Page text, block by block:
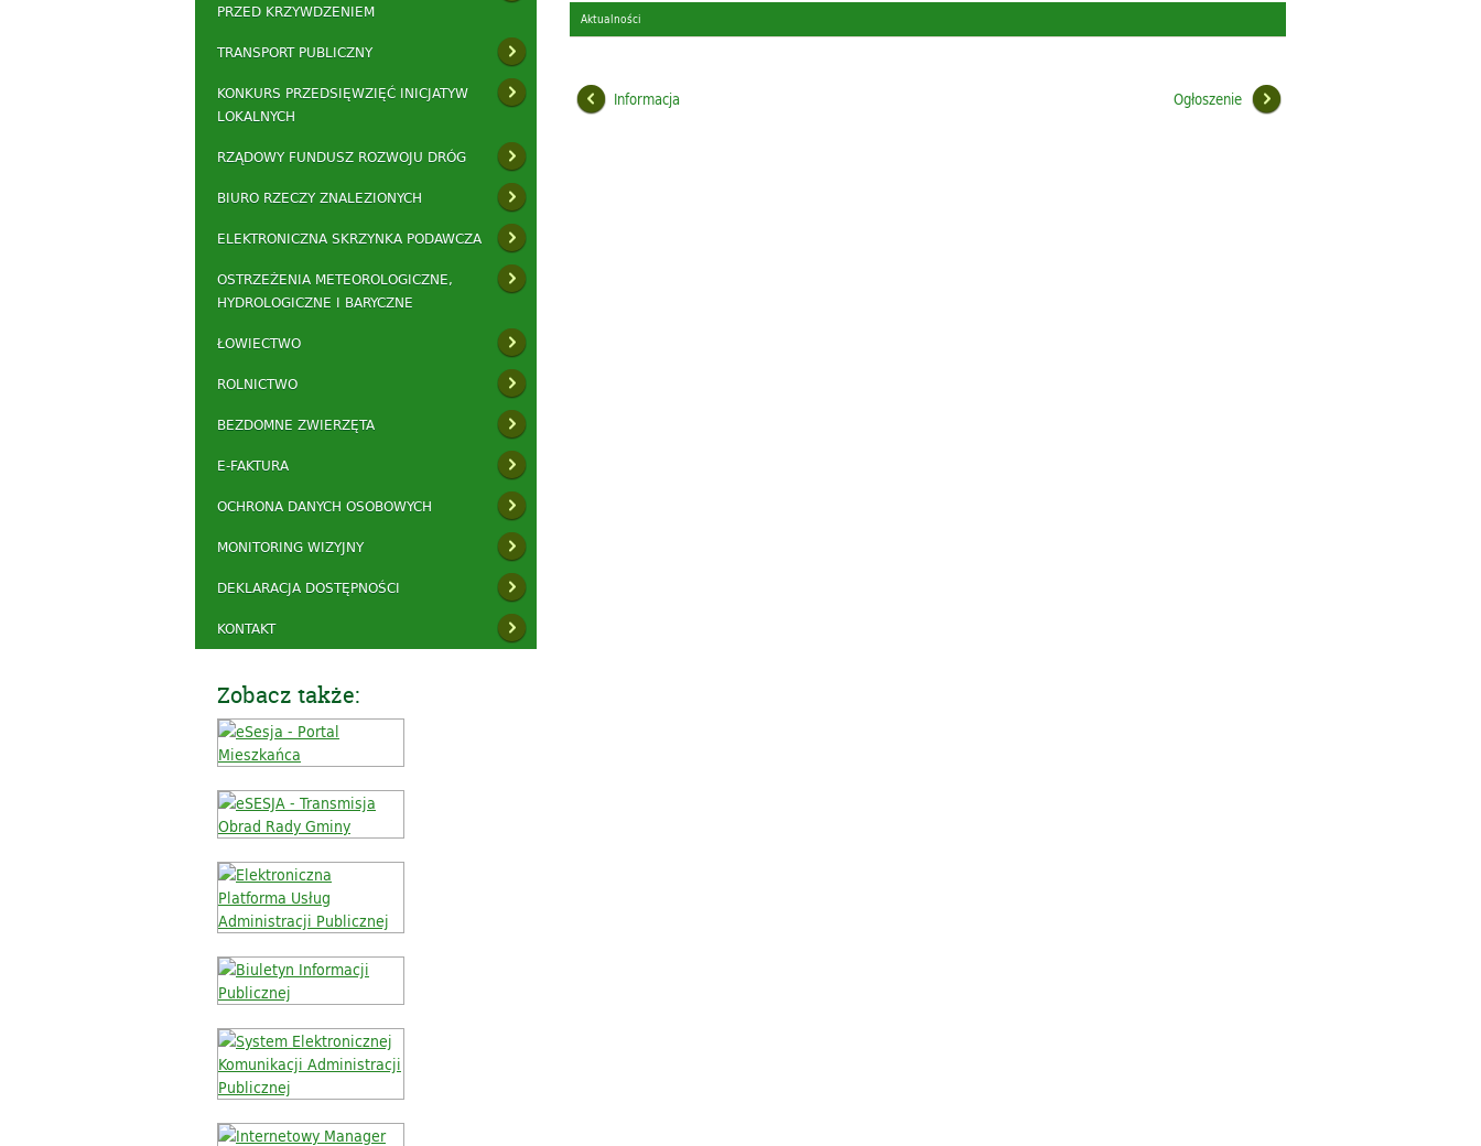
PRZED KRZYWDZENIEM
TRANSPORT PUBLICZNY
KONKURS PRZEDSIĘWZIĘĆ INICJATYW
LOKALNYCH
RZĄDOWY FUNDUSZ ROZWOJU DRÓG
BIURO RZECZY ZNALEZIONYCH
ELEKTRONICZNA SKRZYNKA PODAWCZA
OSTRZEŻENIA METEOROLOGICZNE,
HYDROLOGICZNE I BARYCZNE
ŁOWIECTWO
ROLNICTWO
BEZDOMNE ZWIERZĘTA
E-FAKTURA
OCHRONA DANYCH OSOBOWYCH
MONITORING WIZYJNY
DEKLARACJA DOSTĘPNOŚCI
KONTAKT
Zobacz także:
Aktualności
Informacja Ogłoszenie